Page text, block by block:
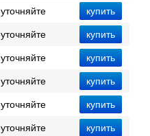
уточняйте
уточняйте
уточняйте
уточняйте
уточняйте
уточняйте